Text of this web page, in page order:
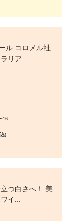
ル コロメル社
リア...
16
)
つ白さへ！ 美
イ...